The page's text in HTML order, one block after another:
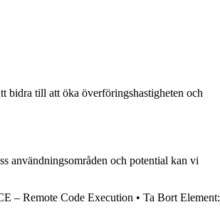
bidra till att öka överföringshastigheten och
användningsområden och potential kan vi
– Remote Code Execution • Ta Bort Element: